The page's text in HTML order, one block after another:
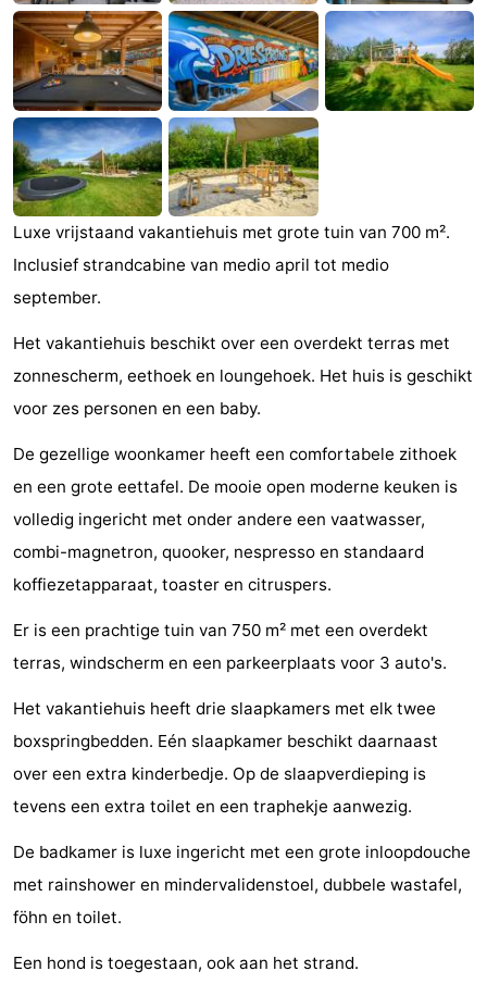
Zien
&
doen
Bezienswaardigheden
-
Musea
-
Monumenten
-
Molens
-
Uitkijkpunten
Attracties
-
Speeltuinen
Binnenspeeltuinen
-
centra
Dorpen
&
Natuur
Rondleidingen
Sporten
-
Zwembaden
-
Fietsen
-
Luxe vrijstaand vakantiehuis met grote tuin van 700 m².
Inclusief strandcabine van medio april tot medio
september.
Het vakantiehuis beschikt over een overdekt terras met
zonnescherm, eethoek en loungehoek. Het huis is geschikt
voor zes personen en een baby.
De gezellige woonkamer heeft een comfortabele zithoek
en een grote eettafel. De mooie open moderne keuken is
volledig ingericht met onder andere een vaatwasser,
combi-magnetron, quooker, nespresso en standaard
koffiezetapparaat, toaster en citruspers.
Er is een prachtige tuin van 750 m² met een overdekt
terras, windscherm en een parkeerplaats voor 3 auto's.
Het vakantiehuis heeft drie slaapkamers met elk twee
boxspringbedden. Eén slaapkamer beschikt daarnaast
over een extra kinderbedje. Op de slaapverdieping is
tevens een extra toilet en een traphekje aanwezig.
De badkamer is luxe ingericht met een grote inloopdouche
met rainshower en mindervalidenstoel, dubbele wastafel,
föhn en toilet.
Een hond is toegestaan, ook aan het strand.